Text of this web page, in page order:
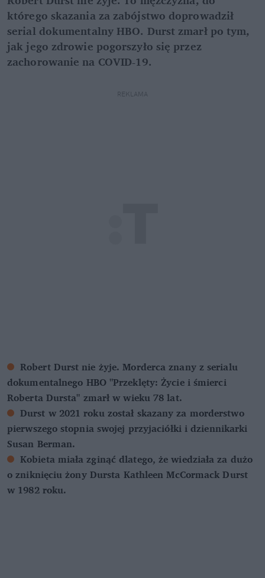
którego skazania za zabójstwo doprowadził
serial dokumentalny HBO. Durst zmarł po tym,
jak jego zdrowie pogorszyło się przez
zachorowanie na COVID-19.
REKLAMA
Robert Durst nie żyje. Morderca znany z serialu
dokumentalnego HBO "Przeklęty: Życie i śmierci
Roberta Dursta" zmarł w wieku 78 lat.
Durst w 2021 roku został skazany za morderstwo
pierwszego stopnia swojej przyjaciółki i dziennikarki
Susan Berman.
Kobieta miała zginąć dlatego, że wiedziała za dużo
o zniknięciu żony Dursta Kathleen McCormack Durst
w 1982 roku.